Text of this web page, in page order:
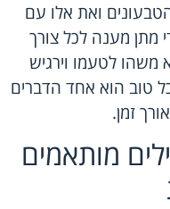
ואת אלו עם
מתן מענה לכל צורך
משהו לטעמו וירגיש
טוב הוא אחד הדברים
זמן.
מותאמים